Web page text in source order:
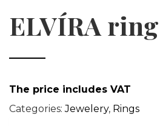
MEDIA
BLOG
ELVÍRA ring
The price includes VAT
Categories:Jewelery, Rings